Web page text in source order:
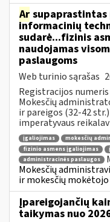
Ar
informacinių
sudarė...fizinis
naudojamas
paslaugoms
Web turinio sąrašas
Registracijos
Mokesčių
ir pareigos (32-42
imperatyvaus
įgaliojimas mokesčių
fizinio asmens įgaliojimas
administracinės paslaugos
Mokesčių
ir mokesčių
Įpareigojančių
taikymas nuo